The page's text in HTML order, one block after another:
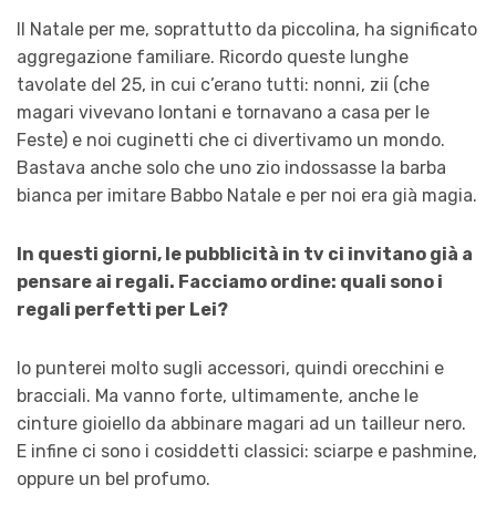
Il Natale per me, soprattutto da piccolina, ha significato
aggregazione familiare. Ricordo queste lunghe
tavolate del 25, in cui c’erano tutti: nonni, zii (che
magari vivevano lontani e tornavano a casa per le
Feste) e noi cuginetti che ci divertivamo un mondo.
Bastava anche solo che uno zio indossasse la barba
bianca per imitare Babbo Natale e per noi era già magia.
In questi giorni, le pubblicità in tv ci invitano già a
pensare ai regali. Facciamo ordine: quali sono i
regali perfetti per Lei?
Io punterei molto sugli accessori, quindi orecchini e
bracciali. Ma vanno forte, ultimamente, anche le
cinture gioiello da abbinare magari ad un tailleur nero.
E infine ci sono i cosiddetti classici: sciarpe e pashmine,
oppure un bel profumo.